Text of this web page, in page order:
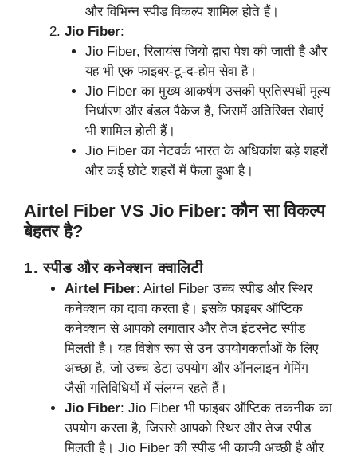
और विभिन्न स्पीड विकल्प शामिल होते हैं।
Jio Fiber:
Jio Fiber, रिलायंस जियो द्वारा पेश की जाती है और
यह भी एक फाइबर-टू-द-होम सेवा है।
Jio Fiber का मुख्य आकर्षण उसकी प्रतिस्पर्धी मूल्य
निर्धारण और बंडल पैकेज है, जिसमें अतिरिक्त सेवाएं
भी शामिल होती हैं।
Jio Fiber का नेटवर्क भारत के अधिकांश बड़े शहरों
और कई छोटे शहरों में फैला हुआ है।
Airtel Fiber VS Jio Fiber: कौन सा विकल्प
बेहतर है?
1.स्पीड और कनेक्शन क्वालिटी
Airtel Fiber: Airtel Fiber उच्च स्पीड और स्थिर
कनेक्शन का दावा करता है। इसके फाइबर ऑप्टिक
कनेक्शन से आपको लगातार और तेज इंटरनेट स्पीड
मिलती है। यह विशेष रूप से उन उपयोगकर्ताओं के लिए
अच्छा है, जो उच्च डेटा उपयोग और ऑनलाइन गेमिंग
जैसी गतिविधियों में संलग्न रहते हैं।
Jio Fiber: Jio Fiber भी फाइबर ऑप्टिक तकनीक का
उपयोग करता है, जिससे आपको स्थिर और तेज स्पीड
मिलती है। Jio Fiber की स्पीड भी काफी अच्छी है और